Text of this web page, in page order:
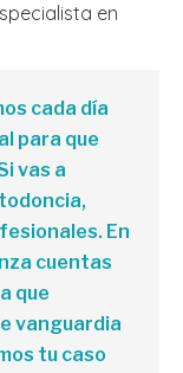
en
cada día
para que
vas a
En
cuentas
que
vanguardia
tu caso